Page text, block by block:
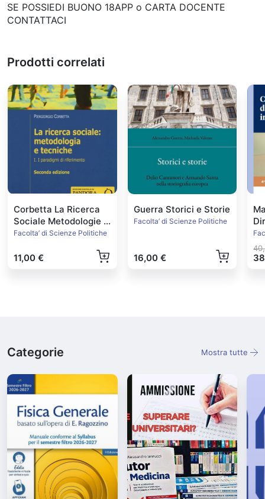
SE POSSIEDI BUONO 18APP o CARTA DOCENTE
CONTATTACI
Prodotti correlati
Corbetta La Ricerca
Sociale Metodologie e
Tecniche vol1
Facolta’ di Scienze Politiche
11,00 €
Guerra Storici e Storie
Facolta’ di Scienze Politiche
16,00 €
Categorie Mostra tutte